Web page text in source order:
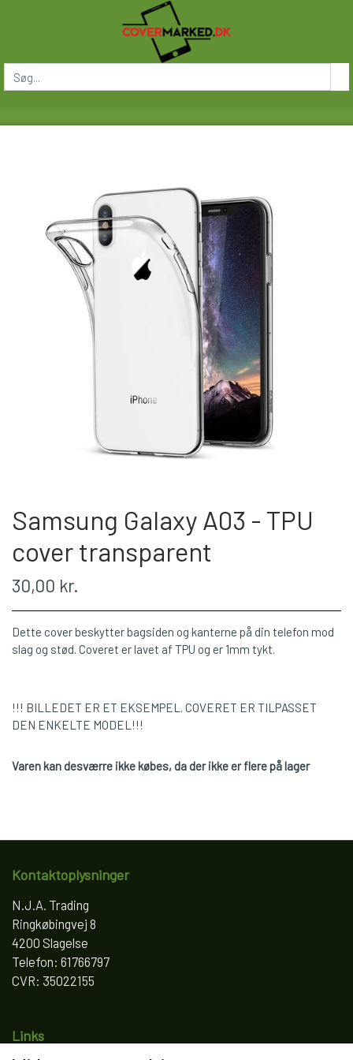
Samsung Galaxy A03 - TPU
cover transparent
30,00 kr.
Dette cover beskytter bagsiden og kanterne på din telefon mod
slag og stød. Coveret er lavet af TPU og er 1mm tykt.
!!! BILLEDET ER ET EKSEMPEL. COVERET ER TILPASSET
DEN ENKELTE MODEL!!!
Varen kan desværre ikke købes, da der ikke er flere på lager
Kontaktoplysninger
N.J.A. Trading
Ringkøbingvej 8
4200 Slagelse
Telefon: 61766797
CVR: 35022155
Links